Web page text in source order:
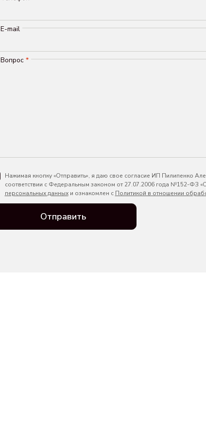
E-mail
Вопрос *
Нажимая кнопку «Отправить», я даю свое согласие ИП Пилипенко
соответствии с Федеральным законом от 27.07.2006 года №152-ФЗ
персональных данныхи ознакомлен с Политикой в отношении
Отправить